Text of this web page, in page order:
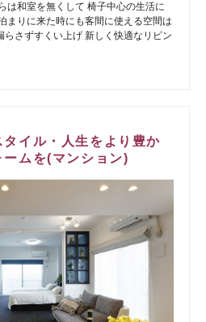
は和室を無くして 椅子中心の生活に
まりに来た時にも客間に使える空間は
さずすくい上げ 新しく快適なリビン
イル・人生をより豊か
ムを(マンション)